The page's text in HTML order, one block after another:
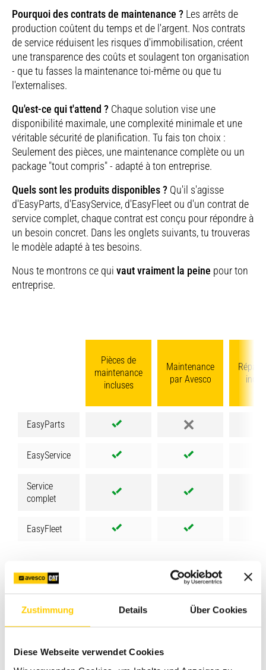
Zustimmung Details Über Cookies
Diese Webseite verwendet Cookies
Pourquoi des contrats de maintenance ? Les arrêts de
production coûtent du temps et de l'argent. Nos contrats
de service réduisent les risques d'immobilisation, créent
une transparence des coûts et soulagent ton organisation
- que tu fasses la maintenance toi-même ou que tu
l'externalises.
Qu'est-ce qui t'attend ? Chaque solution vise une
disponibilité maximale, une complexité minimale et une
véritable sécurité de planification. Tu fais ton choix :
Seulement des pièces, une maintenance complète ou un
package "tout compris" - adapté à ton entreprise.
Quels sont les produits disponibles ? Qu'il s'agisse
d'EasyParts, d'EasyService, d'EasyFleet ou d'un contrat de
service complet, chaque contrat est conçu pour répondre à
un besoin concret. Dans les onglets suivants, tu trouveras
le modèle adapté à tes besoins.
Nous te montrons ce qui vaut vraiment la peine pour ton
entreprise.
Pièces de
maintenance
incluses
Maintenance
par Avesco
EasyParts
EasyService
Service
complet
EasyFleet
EasyPartsEasyService EasyFleet
Des pièces au bon moment.
Livré automatiquement.
Avec EasyParts, tu reçois automatiquement toutes les